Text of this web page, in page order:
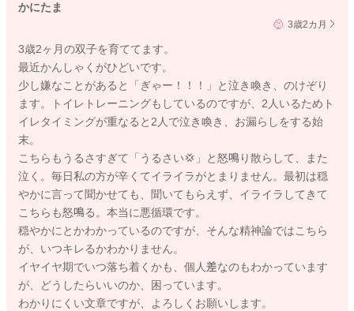
かにたま
3歳2カ月
3歳2ヶ月の双子を育ててます。
最近かんしゃくがひどいです。
少し嫌なことがあると「ぎゃー！！！」と泣き喚き、のけぞり
ます。トイレトレーニングもしているのですが、2人いるためト
イレタイミングが重なると2人で泣き喚き、お漏らしをする始
末。
こちらもうるさすぎて「うるさい💢」と怒鳴り散らして、また
泣く。毎日私の方が辛くてイライラがとまりません。最初は穏
やかに言って聞かせても、聞いてもらえず、イライラしてきて
こちらも怒鳴る。本当に悪循環です。
穏やかにとかわかっているのですが、そんな精神論ではこちら
が、いつキレるかわかりません。
イヤイヤ期でいつ落ち着くかも、個人差なのもわかっています
が、どうしたらいいのか、困っています。
わかりにくい文章ですが、よろしくお願いします。